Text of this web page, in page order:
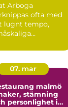
Arboga
ofta med
lugnt tempo,
07. mar
malmö
stämning
personlighet i